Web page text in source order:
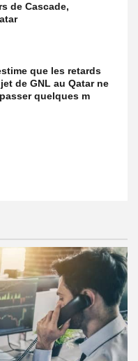
de Cascade,
que les retards
de GNL au Qatar ne
quelques m